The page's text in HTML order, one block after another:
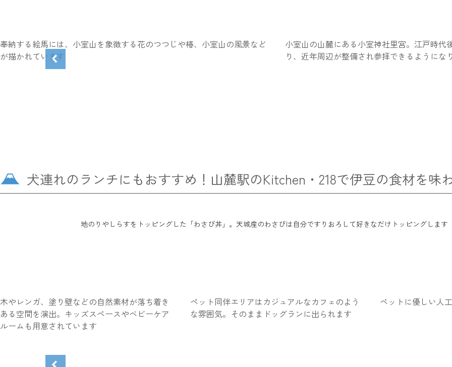
奉納する絵馬には、小室山を象徴する花のつつじや椿、小室山の風景など
が描かれています
小室山の山麓にある小室神社里宮。江戸時代
り、近年周辺が整備され参拝できるようにな
犬連れのランチにもおすすめ！山麓駅のKitchen・218で伊豆の食材を味
地のりやしらすをトッピングした「わさび丼」。天城産のわさびは自分ですりおろして好きなだけトッピングします
木やレンガ、塗り壁などの自然素材が落ち着き
ある空間を演出。キッズスペースやベビーケア
ルームも用意されています
ペット同伴エリアはカジュアルなカフェのよう
な雰囲気。そのままドッグランに出られます
ペットに優しい人